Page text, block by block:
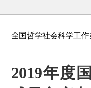
全国哲学社会科学工作
2019年度